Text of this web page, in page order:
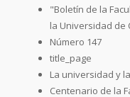
"Boletín de la
la Universidad de
Número 147
title_page
La universidad y
Centenario de la